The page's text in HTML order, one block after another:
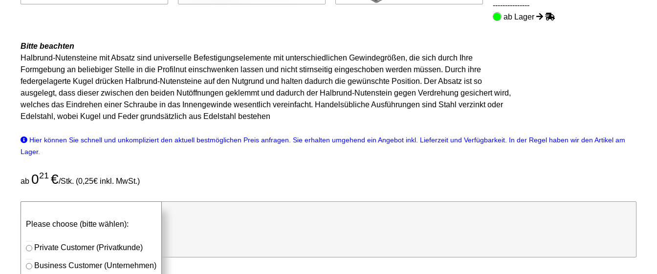
---------------
ab Lager
Bitte beachten
Halbrund-Nutensteine mit Absatz sind universelle Befestigungselemente mit unterschiedlichen Gewindegrößen, die sich durch Ihre
Formgebung an beliebiger Stelle in die Profilnut einschwenken lassen und nicht stirnseitig eingeschoben werden müssen. Durch ihre
federgelagerte Kugel drücken Halbrund-Nutensteine auf den Nutgrund und halten dadurch die gewünschte Position. Der Absatz ist so
ausgelegt, dass dieser zwischen den beiden Nutöffnungen geklemmt und dadurch der Halbrund-Nutenstein gegen Verdrehung gesichert wird,
welches das Eindrehen einer Schraube in das Innengewinde wesentlich vereinfacht. Handelsübliche Ausführungen sind Stahl verzinkt oder
Edelstahl, wobei Kugel und Feder grundsätzlich aus Edelstahl bestehen
Hier können Sie schnell und unkompliziert den aktuell bestmöglichen Preis anfragen. Sie erhalten umgehend ein Angebot inkl. Lieferzeit und Verfügbarkeit. In der Regel haben wir den Artikel am
Lager.
ab 021 €/Stk. (0,25€ inkl. MwSt.)
Please choose (bitte wählen):
Private Customer (Privatkunde)
Business Customer (Unternehmen)
⮮
Stk. in Anfrageliste